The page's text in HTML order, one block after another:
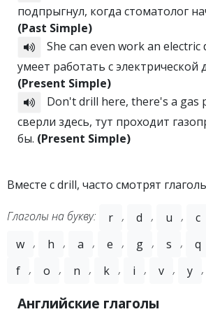
подпрыгнул, когда стоматолог
(Past Simple)
She can even work an
умеет работать с электрической
(Present Simple)
Don't drill here, there's a gas
сверли здесь, тут проходит
бы. (Present Simple)
Вместе с drill, часто смотрят
Глаголы на букву: r , d , u , c
w , h , a , e , g , s , q
f , o , n , k , i , v , y ,
Английские глаголы